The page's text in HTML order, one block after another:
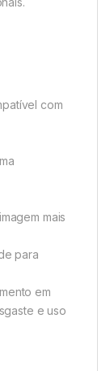
com
mais
para
em
e uso